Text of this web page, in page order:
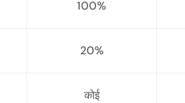
100%
20%
कोई